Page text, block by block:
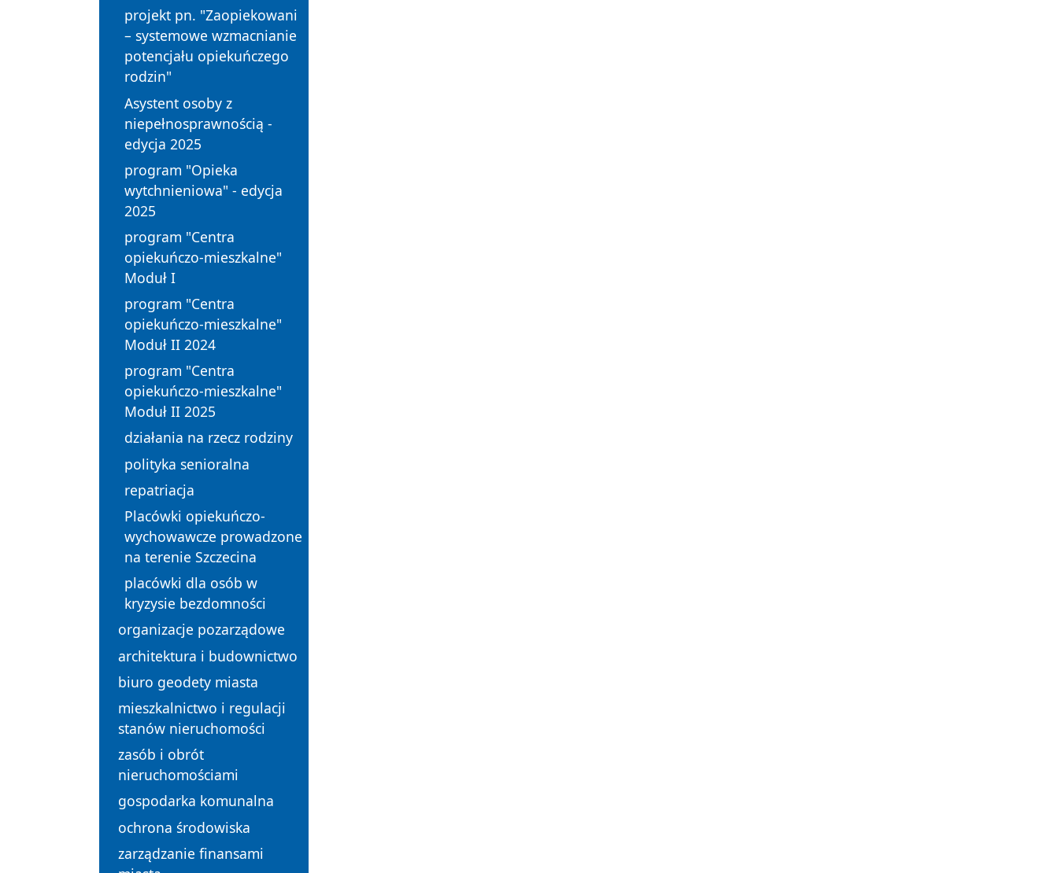
projekt pn. "Zaopiekowani
– systemowe wzmacnianie
potencjału opiekuńczego
rodzin"
Asystent osoby z
niepełnosprawnością -
edycja 2025
program "Opieka
wytchnieniowa" - edycja
2025
program "Centra
opiekuńczo-mieszkalne"
Moduł I
program "Centra
opiekuńczo-mieszkalne"
Moduł II 2024
program "Centra
opiekuńczo-mieszkalne"
Moduł II 2025
działania na rzecz rodziny
polityka senioralna
repatriacja
Placówki opiekuńczo-
wychowawcze prowadzone
na terenie Szczecina
placówki dla osób w
kryzysie bezdomności
organizacje pozarządowe
architektura i budownictwo
biuro geodety miasta
mieszkalnictwo i regulacji
stanów nieruchomości
zasób i obrót
nieruchomościami
gospodarka komunalna
ochrona środowiska
zarządzanie finansami